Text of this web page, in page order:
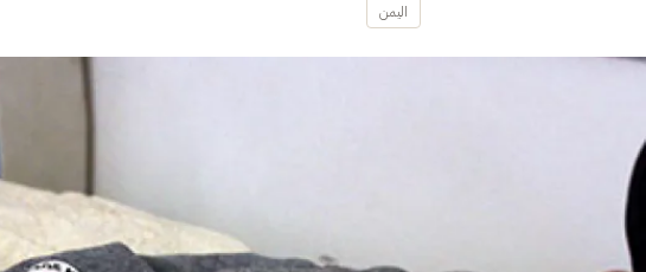
اليمن